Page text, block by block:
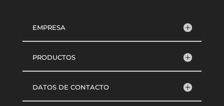
EMPRESA
PRODUCTOS
DATOS DE CONTACTO